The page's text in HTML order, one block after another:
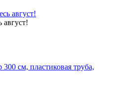
август!
см, пластиковая труба,